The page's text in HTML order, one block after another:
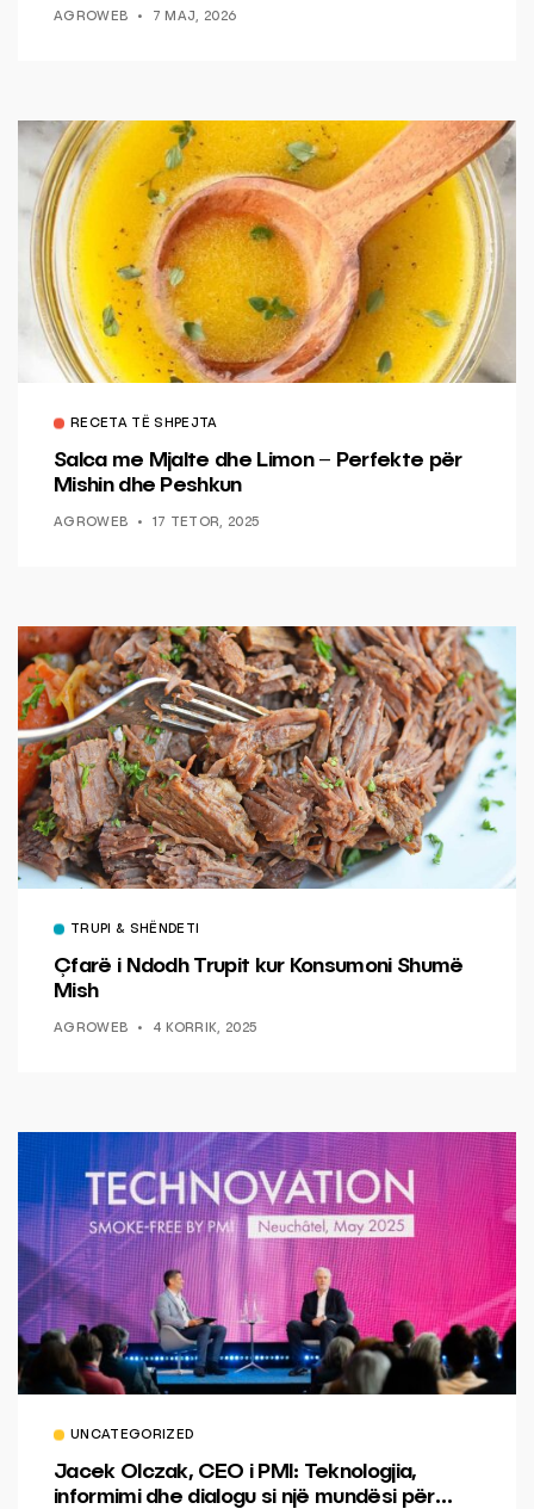
AGROWEB 7 MAJ, 2026
RECETA TË SHPEJTA
Salca me Mjalte dhe Limon – Perfekte për
Mishin dhe Peshkun
AGROWEB 17 TETOR, 2025
TRUPI & SHËNDETI
Çfarë i Ndodh Trupit kur Konsumoni Shumë
Mish
AGROWEB 4 KORRIK, 2025
UNCATEGORIZED
Jacek Olczak, CEO i PMI: Teknologjia,
informimi dhe dialogu si një mundësi për